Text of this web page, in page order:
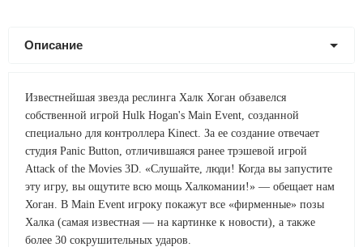
Описание
Известнейшая звезда реслинга Халк Хоган обзавелся
собственной игрой Hulk Hogan's Main Event, созданной
специально для контроллера Kinect. За ее создание отвечает
студия Panic Button, отличившаяся ранее трэшевой игрой
Attack of the Movies 3D. «Слушайте, люди! Когда вы запустите
эту игру, вы ощутите всю мощь Халкомании!» — обещает нам
Хоган. В Main Event игроку покажут все «фирменные» позы
Халка (самая известная — на картинке к новости), а также
более 30 сокрушительных ударов.